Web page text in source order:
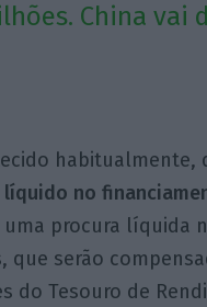
China vai
habitualmente,
no
uma procura líquida
que serão
Tesouro de